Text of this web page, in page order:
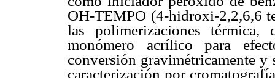
OH-TEMPO (4-hidroxi-2,2,6,6
las polimerizaciones
monómero acrílico para
conversión gravimétricamente y
caracterización por